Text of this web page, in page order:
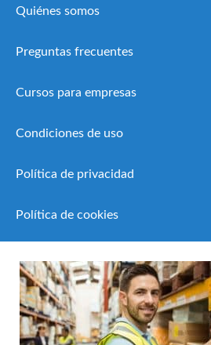
Quiénes somos
Preguntas frecuentes
Cursos para empresas
Condiciones de uso
Política de privacidad
Política de cookies
19 Febrero, 2026
Microcredenciales
flexible que impulsa el